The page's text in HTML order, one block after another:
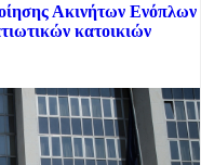
Ακινήτων Ενόπλων
κατοικιών